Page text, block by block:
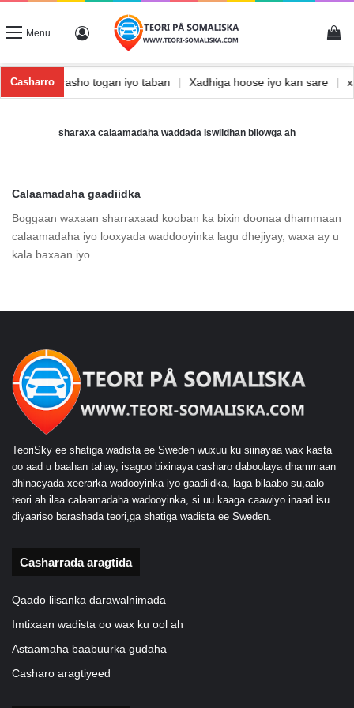
Menu Log In
Casharro
| Waxbarasho togan iyo taban | Xadhiga hoose iyo kan sare |
sharaxa calaamadaha waddada Iswiidhan bilowga ah
Calaamadaha gaadiidka
Boggaan waxaan sharraxaad kooban ka bixin doonaa dhammaan
calaamadaha iyo looxyada waddooyinka lagu dhejiyay, waxa ay u
kala baxaan iyo…
TeoriSky ee shatiga wadista ee Sweden wuxuu ku siinayaa wax kasta
oo aad u baahan tahay, isagoo bixinaya casharo daboolaya dhammaan
dhinacyada xeerarka wadooyinka iyo gaadiidka, laga bilaabo su,aalo
teori ah ilaa calaamadaha wadooyinka, si uu kaaga caawiyo inaad isu
diyaariso barashada teori,ga shatiga wadista ee Sweden.
Casharrada aragtida
Qaado liisanka darawalnimada
Imtixaan wadista oo wax ku ool ah
Astaamaha baabuurka gudaha
Casharo aragtiyeed